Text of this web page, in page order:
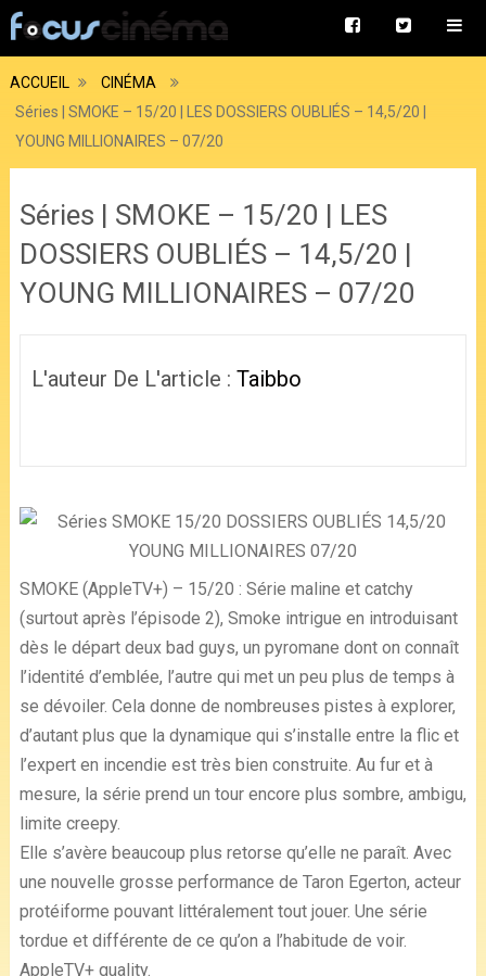
ACCUEIL
CINÉMA
Séries | SMOKE – 15/20 | LES DOSSIERS OUBLIÉS – 14,5/20 |
YOUNG MILLIONAIRES – 07/20
Séries | SMOKE – 15/20 | LES
DOSSIERS OUBLIÉS – 14,5/20 |
YOUNG MILLIONAIRES – 07/20
L'auteur De L'article : Taibbo
SMOKE (AppleTV+) – 15/20 : Série maline et catchy
(surtout après l’épisode 2), Smoke intrigue en introduisant
dès le départ deux bad guys, un pyromane dont on connaît
l’identité d’emblée, l’autre qui met un peu plus de temps à
se dévoiler. Cela donne de nombreuses pistes à explorer,
d’autant plus que la dynamique qui s’installe entre la flic et
l’expert en incendie est très bien construite. Au fur et à
mesure, la série prend un tour encore plus sombre, ambigu,
limite creepy.
Elle s’avère beaucoup plus retorse qu’elle ne paraît. Avec
une nouvelle grosse performance de Taron Egerton, acteur
protéiforme pouvant littéralement tout jouer. Une série
tordue et différente de ce qu’on a l’habitude de voir.
AppleTV+ quality.